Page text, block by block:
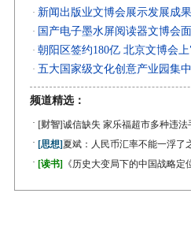
· 新闻出版业文博会展示发展成果
· 国产电子墨水屏阅读器文博会
· 朝阳区签约180亿 北京文博会
· 五大国家级文化创意产业园集
频道精选：
· [财智]诚信缺失 家乐福超市多种违法
· [思想]夏斌：人民币汇率不能一浮了
· [读书] 《历史大变局下的中国战略定